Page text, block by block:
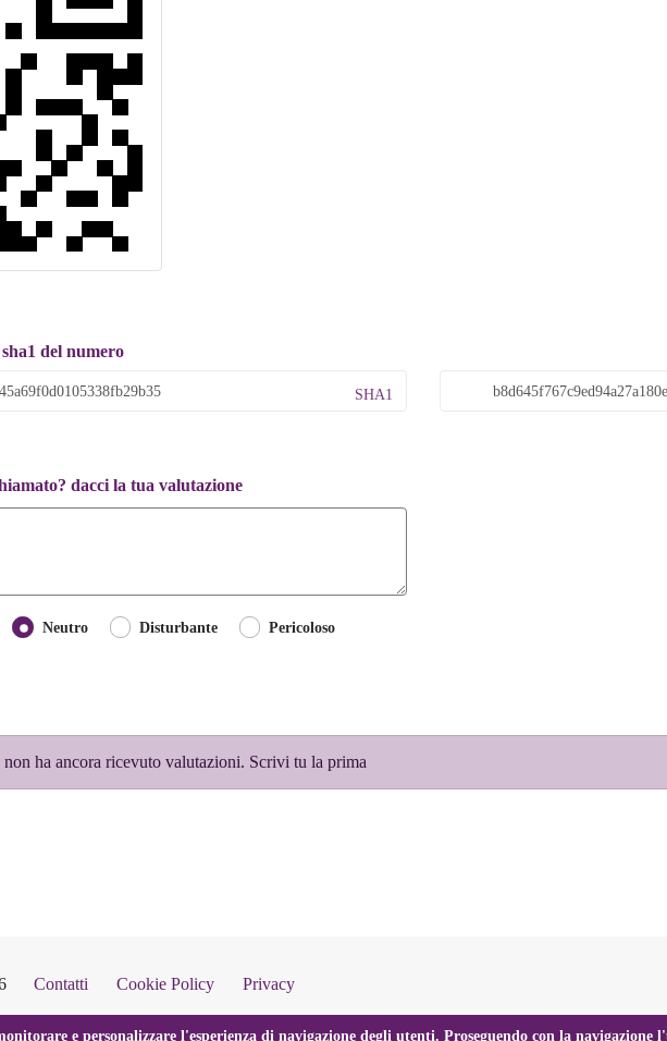
del numero
SHA1
dacci la tua valutazione
Neutro Disturbante
Pericoloso
ha ancora ricevuto valutazioni. Scrivi tu la prima
Contatti Cookie Policy Privacy
e personalizzare l'esperienza di navigazione degli utenti. Proseguendo con la